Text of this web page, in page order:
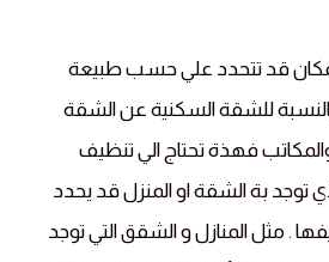
قد تتحدد علي حسب طبيعة
للشقة السكنية عن الشقة
والمكاتب فهذة تحتاج الي تنظيف
توجد بة الشقة او المنزل قد يحدد
. مثل المنازل و الشقق التي توجد